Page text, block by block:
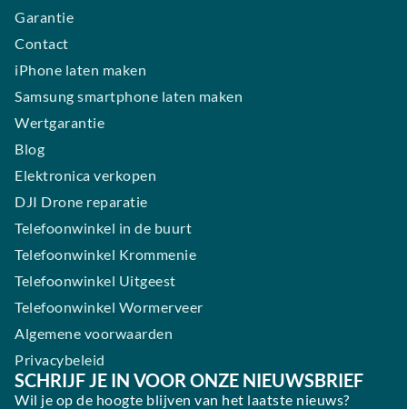
Garantie
Contact
iPhone laten maken
Samsung smartphone laten maken
Wertgarantie
Blog
Elektronica verkopen
DJI Drone reparatie
Telefoonwinkel in de buurt
Telefoonwinkel Krommenie
Telefoonwinkel Uitgeest
Telefoonwinkel Wormerveer
Algemene voorwaarden
Privacybeleid
SCHRIJF JE IN VOOR ONZE NIEUWSBRIEF
Wil je op de hoogte blijven van het laatste nieuws?